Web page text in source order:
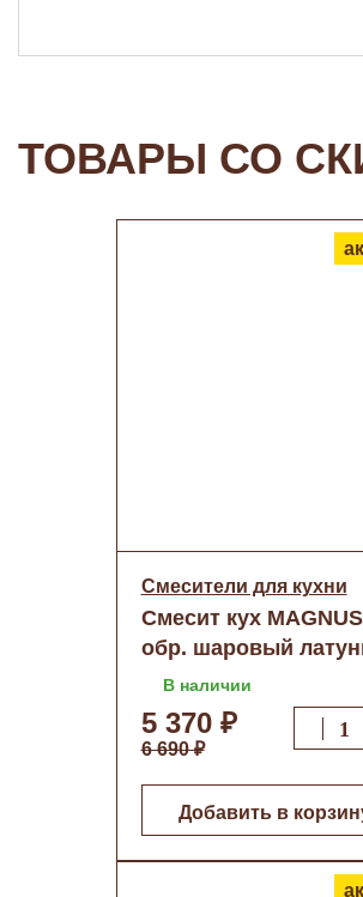
ТОВАРЫ СО
Смесители для кухни
Смесит кух
обр. шаровый
Хром (8240) о/н
В наличии
5 370 ₽
6 690 ₽
Добавить в